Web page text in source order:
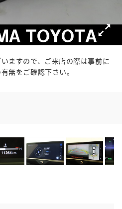
ますので、ご来店の際は事前に
無をご確認下さい。